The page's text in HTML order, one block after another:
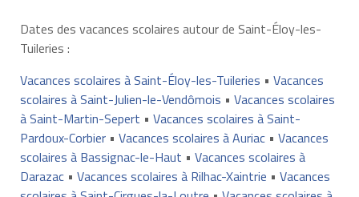
Dates des vacances scolaires autour de Saint-Éloy-les-
Tuileries :
Vacances scolaires à Saint-Éloy-les-Tuileries • Vacances
scolaires à Saint-Julien-le-Vendômois • Vacances scolaires
à Saint-Martin-Sepert • Vacances scolaires à Saint-
Pardoux-Corbier• Vacances scolaires à Auriac• Vacances
scolaires à Bassignac-le-Haut • Vacances scolaires à
Darazac• Vacances scolaires à Rilhac-Xaintrie • Vacances